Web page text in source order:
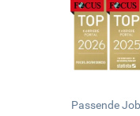
Passende